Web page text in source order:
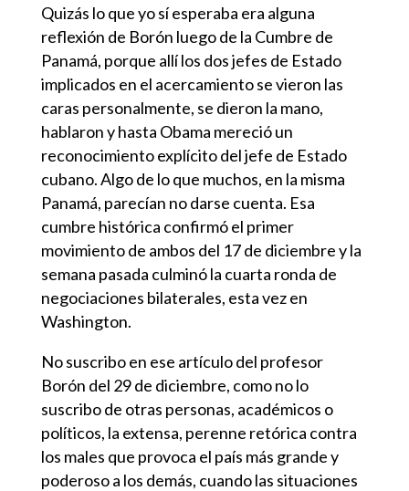
Quizás lo que yo sí esperaba era alguna
reflexión de Borón luego de la Cumbre de
Panamá, porque allí los dos jefes de Estado
implicados en el acercamiento se vieron las
caras personalmente, se dieron la mano,
hablaron y hasta Obama mereció un
reconocimiento explícito del jefe de Estado
cubano. Algo de lo que muchos, en la misma
Panamá, parecían no darse cuenta. Esa
cumbre histórica confirmó el primer
movimiento de ambos del 17 de diciembre y la
semana pasada culminó la cuarta ronda de
negociaciones bilaterales, esta vez en
Washington.
No suscribo en ese artículo del profesor
Borón del 29 de diciembre, como no lo
suscribo de otras personas, académicos o
políticos, la extensa, perenne retórica contra
los males que provoca el país más grande y
poderoso a los demás, cuando las situaciones